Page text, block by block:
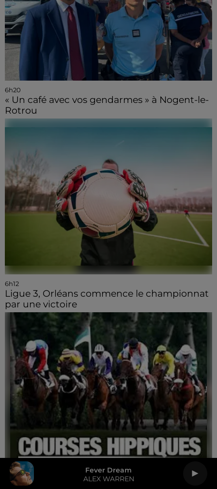
Fever Dream
ALEX WARREN
6h20
« Un café avec vos gendarmes » à Nogent-le-
Rotrou
6h12
Ligue 3, Orléans commence le championnat
par une victoire
5h48